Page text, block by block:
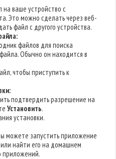
на ваше устройство с
Это можно сделать через веб-
файл с другого устройства.
файлов для поиска
Обычно он находится в
чтобы приступить к
подтвердить разрешение на
Установить.
установки.
можете запустить приложение
найти его на домашнем
приложений.